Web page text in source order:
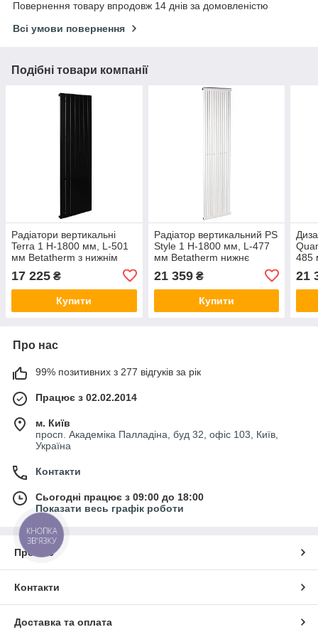
Повернення товару впродовж 14 днів за домовленістю
Всі умови повернення
Подібні товари компанії
Радіатори вертикальні
Terra 1 H-1800 мм, L-501
мм Betatherm з нижнім
17 225 ₴
Купити
Радіатор вертикальний PS
Style 1 H-1800 мм, L-477
мм Betatherm нижнє
21 359₴
Купити
485
21
Про нас
99% позитивних з 277 відгуків за рік
Працює з 02.02.2014
м. Київ
просп. Академіка Палладіна, буд 32, офіс 103, Київ,
Україна
Контакти
Сьогодні працює з 09:00 до 18:00
Показати весь графік роботи
Про нас
Контакти
Доставка та оплата
КНОПКА
ЗВ'ЯЗКУ